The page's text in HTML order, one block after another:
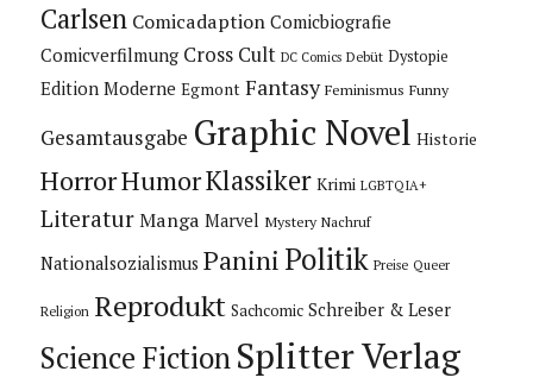
Carlsen Comicadaption Comicbiografie
Comicverfilmung Cross Cult DC Comics Debüt Dystopie
Edition Moderne Egmont Fantasy Feminismus Funny
Gesamtausgabe Graphic Novel Historie
HorrorHumorKlassiker Krimi LGBTQIA+
Literatur Manga Marvel Mystery Nachruf
Nationalsozialismus Panini Politik Preise Queer
Religion Reprodukt Sachcomic Schreiber & Leser
Science Fiction Splitter Verlag